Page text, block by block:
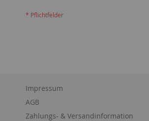
Impressum
AGB
Zahlungs- & Versandinformation